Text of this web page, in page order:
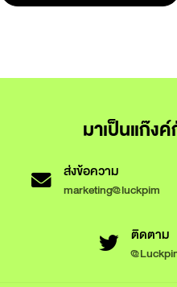
มาเป็นแก๊
ส่งข้อความ
marketing@luckpim
ติดตาม